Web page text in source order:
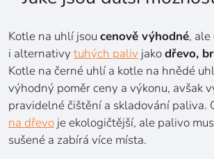
Kotle na uhlí jsou cenově výhodné,
i alternativy tuhých paliv jakodřevo,
Kotle na černé uhlí a kotle na hnědé
výhodný poměr ceny a výkonu, avšak
pravidelné čištění a skladování paliva.
na dřevo je ekologičtější, ale palivo
sušené a zabírá více místa.